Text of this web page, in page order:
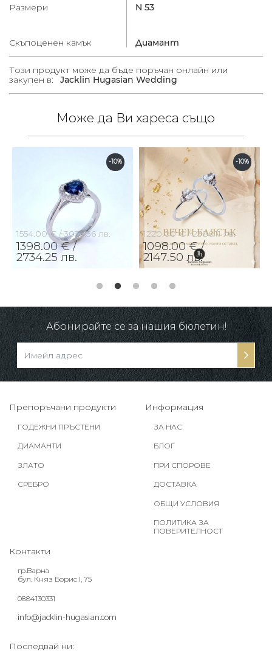
Размери
N 53
Скъпоценен камък Диамант
Този продукт може да бъде поръчан онлайн или
закупен в:
Jacklin Hugasian Wedding
Може да Ви хареса също
-10%
1554.00 € / 3039.36 лв.
1398.00 € /
2734.25 лв.
-10%
1220.00 € / 2386.11 лв.
1098.00 € /
2147.50 лв.
Абонирайте се за нашия бюлетин!
Препоръчани продукти
ГОДЕЖНИ ПРЪСТЕНИ
ДИАМАНТИ
ЗЛАТО
СРЕБРО
Информация
ЗА НАС
БЛОГ
ПРИ СПОРОВЕ
ДОСТАВКА
ОБЩИ УСЛОВИЯ
ПОЛИТИКА ЗА
ПОВЕРИТЕЛНОСТ
Контакти
гр.Варна
бул. Княз Борис I, 75
0884130331
info@jacklin-hugasian.com
Последвай ни: